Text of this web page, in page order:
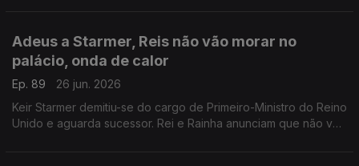
Adeus a Starmer, Reis não vão morar no
palácio, onda de calor
Ep. 89
26 jun. 2026
Keir Starmer demitiu-se do cargo de Primeiro-Ministro do Reino
Unido e aguarda sucessor. Rei e Rainha anunciam que não vão